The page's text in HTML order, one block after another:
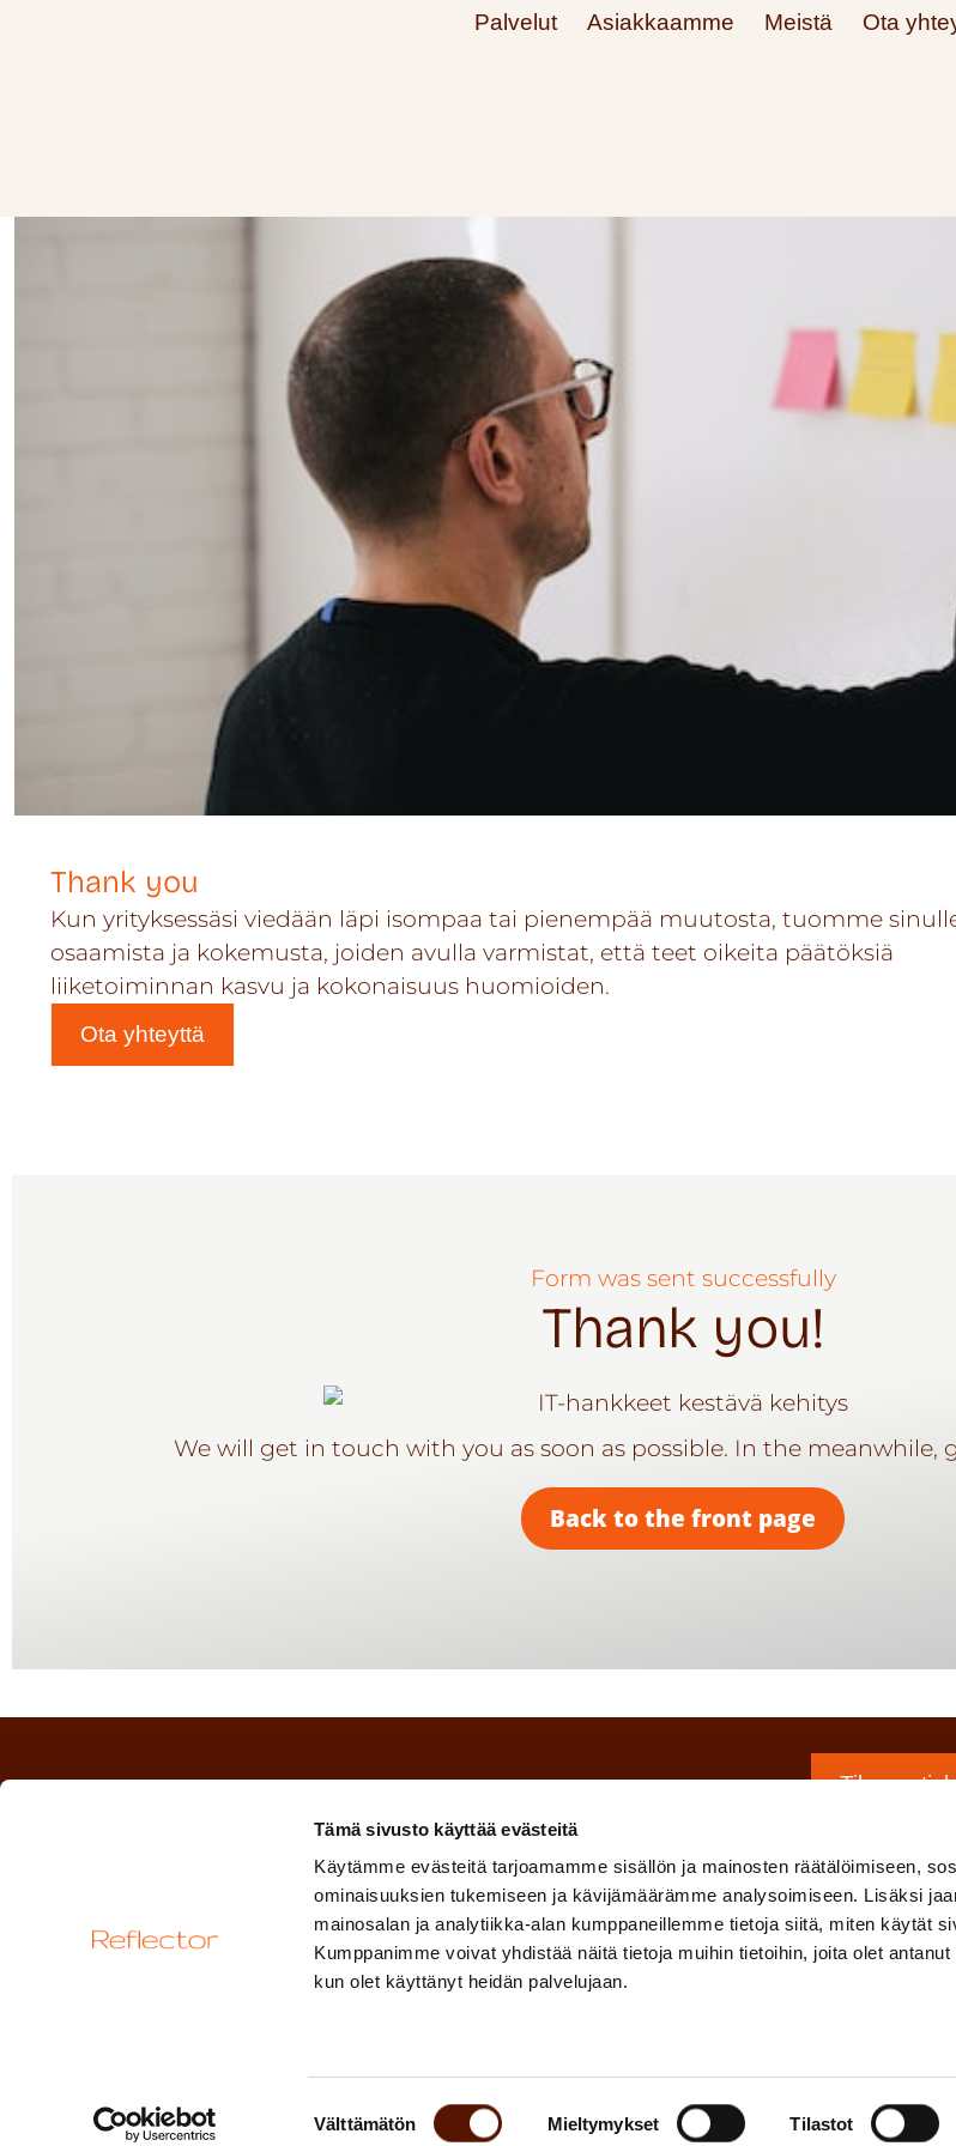
Tämä sivusto käyttää evästeitä
Käytämme evästeitä tarjoamamme sisällön ja mainosten räätälöimiseen,
ominaisuuksien tukemiseen ja kävijämäärämme analysoimiseen. Lisäksi
mainosalan ja analytiikka-alan kumppaneillemme tietoja siitä, miten käytät
Kumppanimme voivat yhdistää näitä tietoja muihin tietoihin, joita olet
kun olet käyttänyt heidän palvelujaan.
valinta
Välttämätön Mieltymykset Tilastot
Palvelut Asiakkaamme Meistä Ota
Thank you
Kun yrityksessäsi viedään läpi isompaa tai pienempää muutosta, tuomme
osaamista ja kokemusta, joiden avulla varmistat, että teet oikeita päätöksiä
liiketoiminnan kasvu ja kokonaisuus huomioiden.
Ota yhteyttä
Form was sent successfully
Thank you!
We will get in touch with you as soon as possible. In the meanwhile,
Back to the front page
Tilaa
Saat
kirjeen